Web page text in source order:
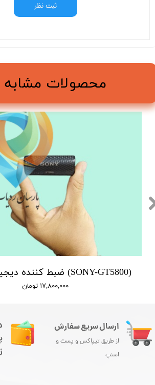
ثبت نظر
۱۷,۸۰۰,۰۰۰ تومان
محصولات مشابه
ارسال سریع سفارش
از طریق تیپاکس و پست و
اسنپ